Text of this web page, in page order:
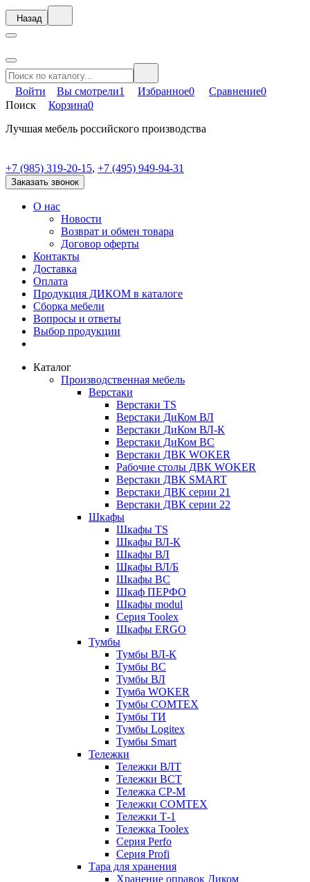
Назад
Войти Вы смотрели1 Избранное0 Сравнение0
Поиск
Корзина0
Лучшая мебель российского производства
+7 (985) 319-20-15, +7 (495) 949-94-31
Заказать звонок
О нас
Новости
Возврат и обмен товара
Договор оферты
Контакты
Доставка
Оплата
Продукция ДИКОМ в каталоге
Сборка мебели
Вопросы и ответы
Выбор продукции
Каталог
Производственная мебель
Верстаки
Верстаки TS
Верстаки ДиКом ВЛ
Верстаки ДиКом ВЛ-К
Верстаки ДиКом ВС
Верстаки ДВК WOKER
Рабочие столы ДВК WOKER
Верстаки ДВК SMART
Верстаки ДВК серии 21
Верстаки ДВК серии 22
Шкафы
Шкафы TS
Шкафы ВЛ-К
Шкафы ВЛ
Шкафы ВЛ/Б
Шкафы ВС
Шкаф ПЕРФО
Шкафы modul
Серия Toolex
Шкафы ERGO
Тумбы
Тумбы ВЛ-К
Тумбы ВС
Тумбы ВЛ
Тумба WOKER
Тумбы COMTEX
Тумбы ТИ
Тумбы Logitex
Тумбы Smart
Тележки
Тележки ВЛТ
Тележки ВСТ
Тележка СР-М
Тележки COMTEX
Тележки Т-1
Тележка Toolex
Серия Perfo
Серия Profi
Тара для хранения
Хранение оправок Диком